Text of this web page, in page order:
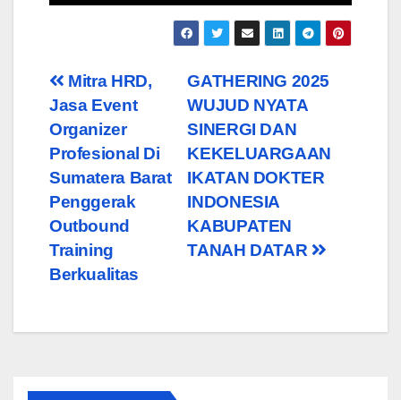
Navigasi
pos
GATHERING 2025
WUJUD NYATA
SINERGI DAN
KEKELUARGAAN
IKATAN DOKTER
INDONESIA
KABUPATEN
TANAH DATAR
Mitra HRD,
Jasa Event
Organizer
Profesional Di
Sumatera Barat
Penggerak
Outbound
Training
Berkualitas